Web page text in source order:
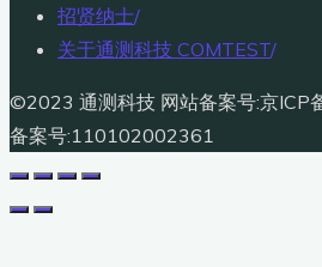
招贤纳士/
关于通测科技 COMTEST/
©2023 通测科技 网站备案号:京ICP
备案号:110102002361